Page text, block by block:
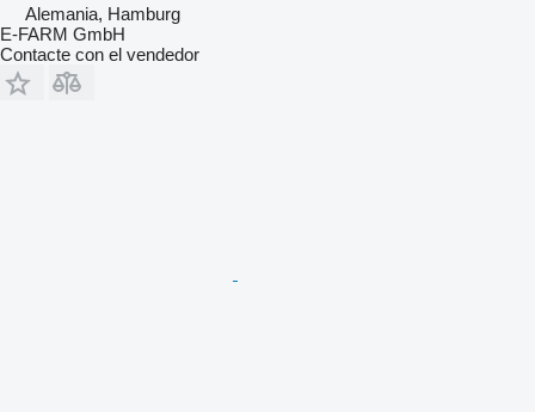
Alemania, Hamburg
E-FARM GmbH
Contacte con el vendedor